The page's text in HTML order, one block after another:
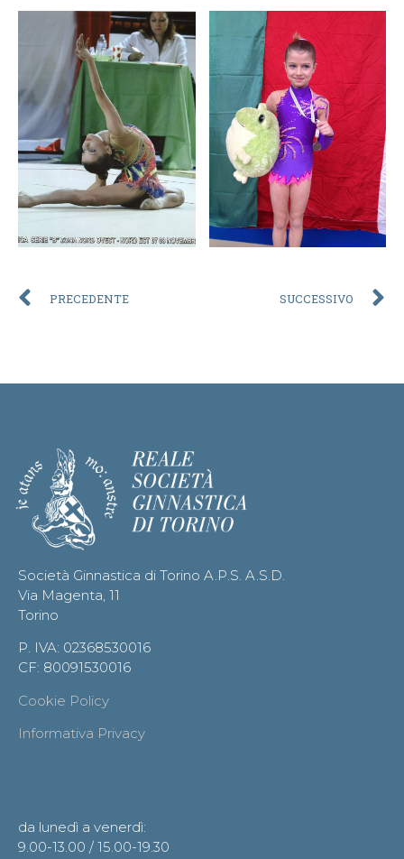
PRECEDENTE SUCCESSIVO
Società Ginnastica di Torino A.P.S. A.S.D.
Via Magenta, 11
Torino
P. IVA: 02368530016
CF: 80091530016
Cookie Policy
Informativa Privacy
da lunedì a venerdì:
9.00-13.00 / 15.00-19.30